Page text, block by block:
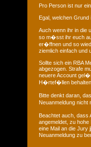
Pro Person ist nur
Egal, welchen Grund
Auch wenn ihr in die
so m�sst ihr euch
er�ffnen und so
ziemlich einfach und
Sollte sich ein RBA
abgezogen. Strafe
neuere Account
H�rtef�llen
Bitte denkt daran,
Neuanmeldung
Beachtet auch, dass
angemeldet, zu
eine Mail an die Jury
Neuanmeldung zu